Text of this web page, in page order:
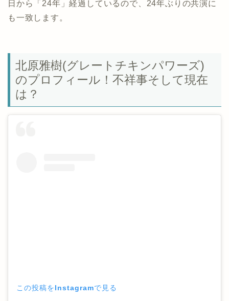
日から「24年」経過しているので、24年ぶりの共演に
も一致します。
北原雅樹(グレートチキンパワーズ)
のプロフィール！不祥事そして現在
は？
この投稿をInstagramで見る